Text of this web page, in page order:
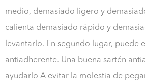
medio, demasiado ligero y
calienta demasiado rápido y
levantarlo. En segundo lugar, puede
antiadherente. Una buena sartén
ayudarlo A evitar la molestia de